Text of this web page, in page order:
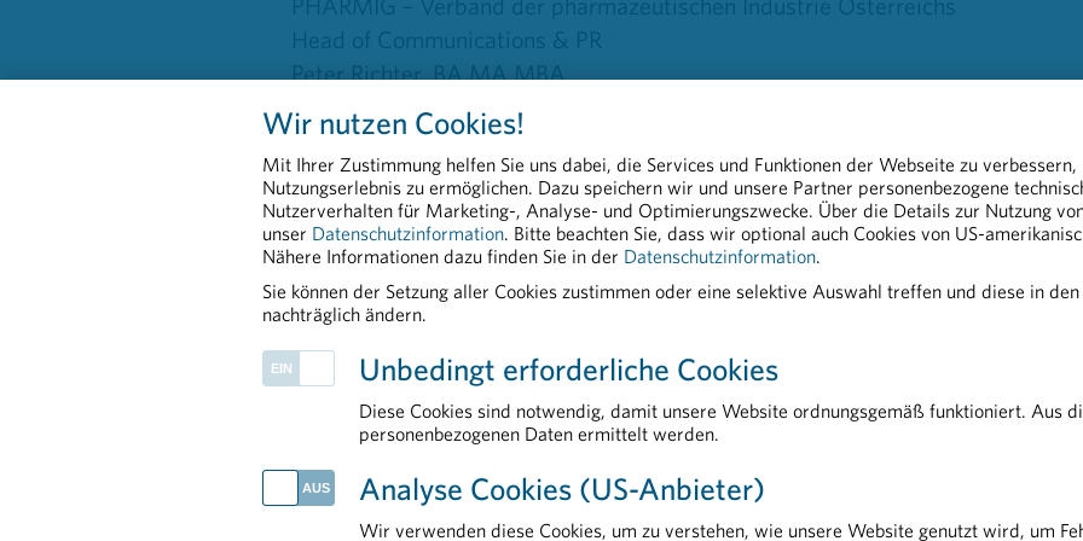
Head of Communications & PR
Peter Richter, BA MA MBA
+43 664 8860 5264
peter.richter@pharmig.at
pharmig.at
20210519 Fünf Schritte für eine gerechtere Impfstoff-Verteilung.pdf
AKTUELLES
Tag der Weltgesundheit: nicht ohne Medikamente
Wir nutzen Cookies!
Mit Ihrer Zustimmung helfen Sie uns dabei, die Services und Funktionen der Webseite zu
Nutzungserlebnis zu ermöglichen. Dazu speichern wir und unsere Partner personenbezogene
Nutzerverhalten für Marketing-, Analyse- und Optimierungszwecke. Über die Details zur Nutzung
unser Datenschutzinformation. Bitte beachten Sie, dass wir optional auch Cookies von US-
Nähere Informationen dazu finden Sie in der Datenschutzinformation.
Sie können der Setzung aller Cookies zustimmen oder eine selektive Auswahl treffen und diese in
nachträglich ändern.
Unbedingt erforderliche Cookies
Diese Cookies sind notwendig, damit unsere Website ordnungsgemäß funktioniert. Aus
personenbezogenen Daten ermittelt werden.
Analyse Cookies (US-Anbieter)
Wir verwenden diese Cookies, um zu verstehen, wie unsere Website genutzt wird, um